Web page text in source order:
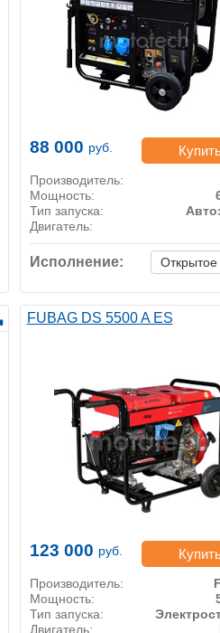
88 000 руб.
Производитель:
Мощность:
Тип запуска:
Двигатель:
Исполнение: Открытое
FUBAG DS 5500 A ES
123 000 руб.
Производитель:
Мощность:
Тип запуска:
Двигатель: